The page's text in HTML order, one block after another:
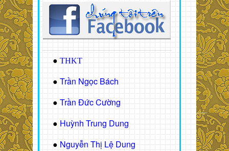
● THKT
● Trần Ngọc Bách
● Trần Đức Cường
● Huỳnh Trung Dung
● Nguyễn Thị Lệ Dung